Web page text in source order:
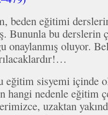
beden eğitimi
Bununla bu derslerin
onaylanmış oluyor.
eğitim sisyemi içinde
hangi nedenle eğitim
uzaktan